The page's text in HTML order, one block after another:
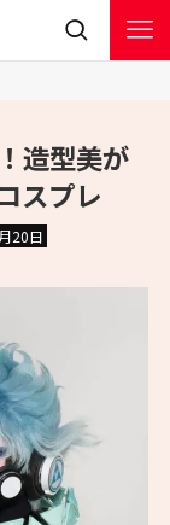
造型美が
スプレ
20日